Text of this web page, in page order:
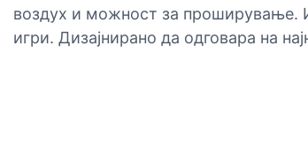
воздух и можност за проширување.
игри. Дизајнирано да одговара на